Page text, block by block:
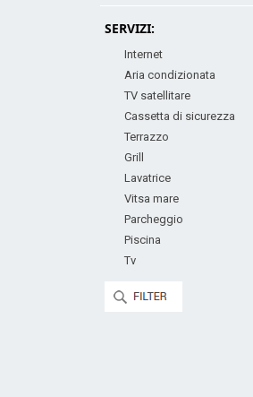
SERVIZI:
Internet
Aria condizionata
TV satellitare
Cassetta di sicurezza
Terrazzo
Grill
Lavatrice
Vitsa mare
Parcheggio
Piscina
Tv